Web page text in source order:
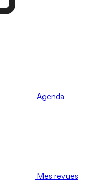
Agenda
Mes revues